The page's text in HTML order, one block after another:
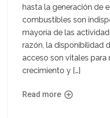
hasta la generación de
combustibles son
mayoría de las
razón, la disponibilidad
acceso son vitales
crecimiento y […]
Read more